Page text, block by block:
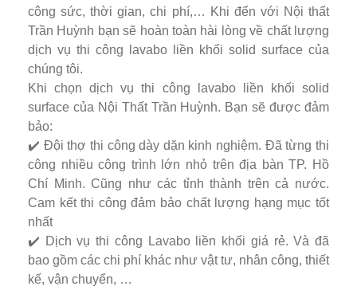
công sức, thời gian, chi phí,… Khi đến với Nội thất
Trần Huỳnh bạn sẽ hoàn toàn hài lòng về chất lượng
dịch vụ thi công lavabo liền khối solid surface của
chúng tôi.
Khi chọn dịch vụ thi công lavabo liền khối solid
surface của Nội Thất Trần Huỳnh. Bạn sẽ được đảm
bảo:
✔️ Đội thợ thi công dày dặn kinh nghiệm. Đã từng thi
công nhiều công trình lớn nhỏ trên địa bàn TP. Hồ
Chí Minh. Cũng như các tỉnh thành trên cả nước.
Cam kết thi công đảm bảo chất lượng hạng mục tốt
nhất
✔️ Dịch vụ thi công Lavabo liền khối giá rẻ. Và đã
bao gồm các chi phí khác như vật tư, nhân công, thiết
kế, vận chuyển, …